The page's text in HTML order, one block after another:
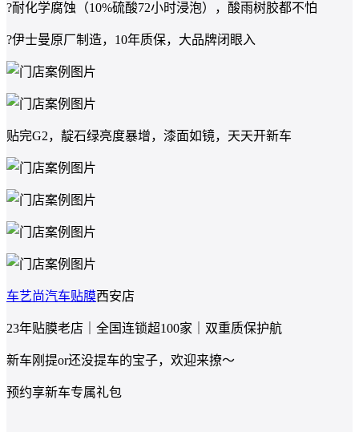
?耐化学腐蚀（10%硫酸72小时浸泡），酸雨树胶都不怕
?伊士曼原厂制造，10年质保，大品牌闭眼入
贴完G2，靛石绿亮度暴增，漆面如镜，天天开新车
车艺尚汽车贴膜西安店
23年贴膜老店｜全国连锁超100家｜双重质保护航
新车刚提or还没提车的宝子，欢迎来撩～
预约享新车专属礼包